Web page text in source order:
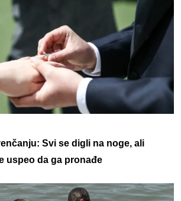
Svi se digli na noge, ali
uspeo da ga pronađe